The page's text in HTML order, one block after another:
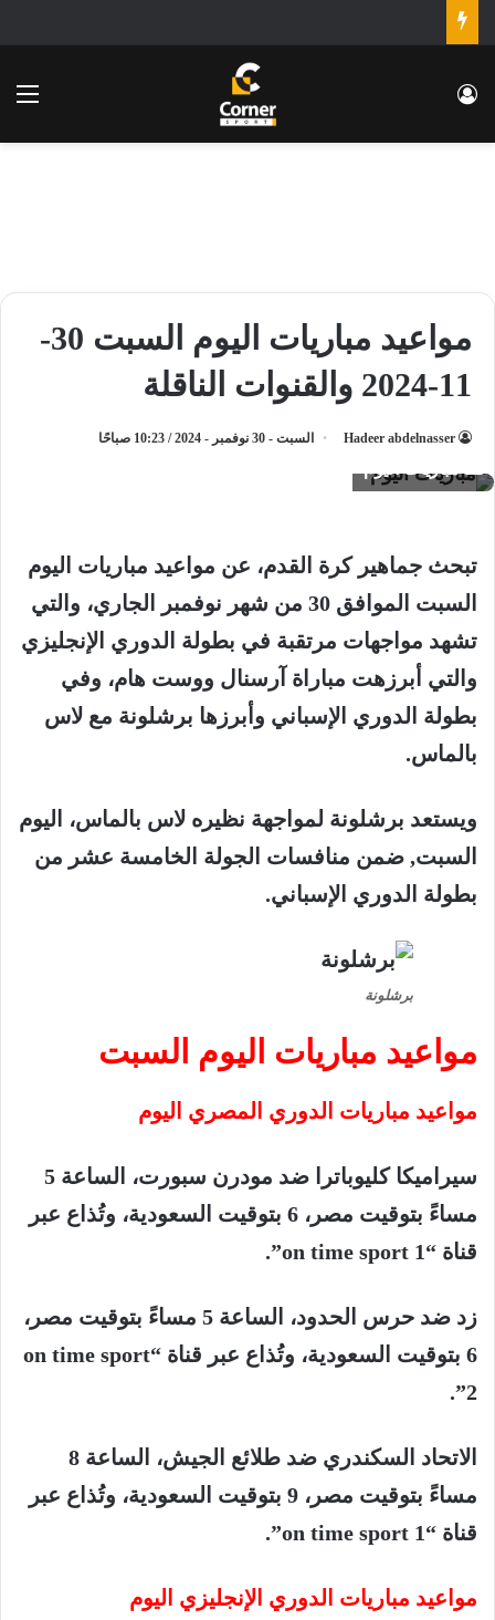
تسجيل الدخول
مواعيد مباريات اليوم السبت 30-
11-2024 والقنوات الناقلة
Hadeer abdelnasser السبت - 30 نوفمبر - 2024 / 10:23 صباحًا
مباريات اليوم
تبحث جماهير كرة القدم، عن مواعيد مباريات اليوم
السبت الموافق من شهر نوفمبر الجاري، والتي
تشهد مواجهات مرتقبة في بطولة الدوري الإنجليزي
والتي أبرزهت مباراة آرسنال ووست هام، وفي
بطولة الدوري الإسباني وأبرزها برشلونة مع لاس
بالماس.
ويستعد برشلونة لمواجهة نظيره لاس بالماس،
اليوم
السبت, ضمن منافسات الجولة الخامسة عشر من
بطولة الدوري الإسباني.
برشلونة
مواعيد مباريات اليوم السبت
مواعيد مباريات الدوري المصري اليوم
سيراميكا كليوباترا ضد مودرن سبورت، الساعة
مساءً بتوقيت مصر، بتوقيت السعودية، وتُذاع عبر
قناة “on time sport 1”.
زد ضد حرس الحدود، الساعة مساءً بتوقيت مصر،
6 بتوقيت السعودية، وتُذاع عبر قناة
“on time sport
2”.
الاتحاد السكندري ضد طلائع الجيش، الساعة
مساءً بتوقيت مصر، بتوقيت السعودية، وتُذاع عبر
قناة “on time sport 1”.
مواعيد مباريات الدوري الإنجليزي اليوم